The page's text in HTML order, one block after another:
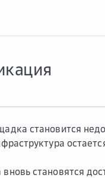
становится
становятся